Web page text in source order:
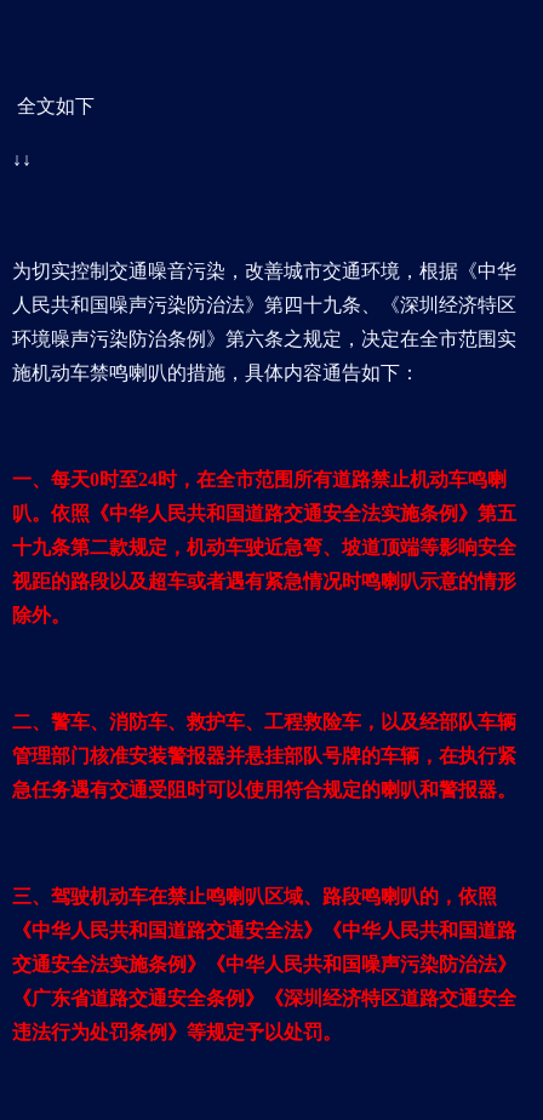
全文如下
↓↓
为切实控制交通噪音污染，改善城市交通环境，根据《中华
人民共和国噪声污染防治法》第四十九条、《深圳经济特区
环境噪声污染防治条例》第六条之规定，决定在全市范围实
施机动车禁鸣喇叭的措施，具体内容通告如下：
一、每天0时至24时，在全市范围所有道路禁止机动车鸣喇
叭。依照《中华人民共和国道路交通安全法实施条例》第五
十九条第二款规定，机动车驶近急弯、坡道顶端等影响安全
视距的路段以及超车或者遇有紧急情况时鸣喇叭示意的情形
除外。
二、警车、消防车、救护车、工程救险车，以及经部队车辆
管理部门核准安装警报器并悬挂部队号牌的车辆，在执行紧
急任务遇有交通受阻时可以使用符合规定的喇叭和警报器。
三、驾驶机动车在禁止鸣喇叭区域、路段鸣喇叭的，依照
《中华人民共和国道路交通安全法》《中华人民共和国道路
交通安全法实施条例》《中华人民共和国噪声污染防治法》
《广东省道路交通安全条例》《深圳经济特区道路交通安全
违法行为处罚条例》等规定予以处罚。